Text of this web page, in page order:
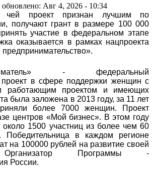
обновлено: Авг 4, 2026 - 10:34
чей проект признан лучшим по
получают грант в размере 100 000
участие в федеральном этапе
оказывается в рамках нацпроекта
- федеральный
проект в сфере поддержки женщин с
работающим проектом и имеющих
была заложена в 2013 году, за 11 лет
более 7000 женщин. Проект
центров «Мой бизнес». В этом году
около 1500 участниц из более чем 60
Победительница в каждом регионе
на 100000 рублей на развитие своей
Организатор Программы -
России.